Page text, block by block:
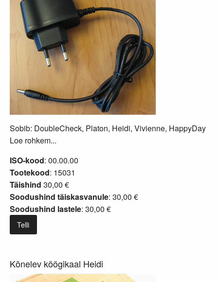
Sobib: DoubleCheck, Platon, Heidi, Vivienne, HappyDay
Loe rohkem...
ISO-kood: 00.00.00
Tootekood: 15031
Täishind 30,00 €
Soodushind täiskasvanule: 30,00 €
Soodushind lastele: 30,00 €
Telli
Kõnelev köögikaal Heidi